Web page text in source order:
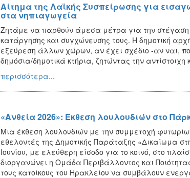
Αίτημα της Λαϊκής Συσπείρωσης για
στα νηπιαγωγεία
Ζητάμε να παρθούν άμεσα μέτρα για την
κατάργησης και συγχώνευσης τους. Η δημοτική
εξεύρεση άλλων χώρων, αν έχει σχέδιο -αν ναι,
δημόσια/δημοτικά κτήρια, ζητώντας την
περισσότερα...
«Ανθεία 2026»: Έκθεση λουλουδιών στο
Μια έκθεση λουλουδιών με την συμμετοχή
εθελοντές της Δημοτικής Παράταξης «Δικαίωμα
Ιουνίου, με ελεύθερη είσοδο για το κοινό, στο
διοργανώνει η Ομάδα Περιβάλλοντος και
τους κατοίκους του Ηρακλείου να συμβάλουν